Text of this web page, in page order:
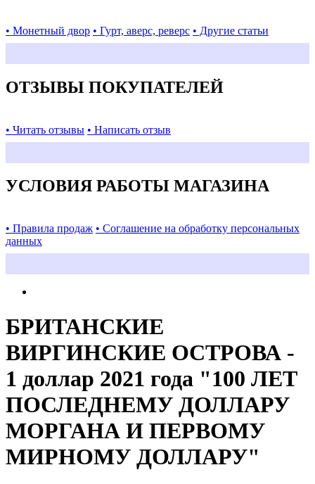
• Монетный двор • Гурт, аверс, реверс • Другие статьи
ОТЗЫВЫ ПОКУПАТЕЛЕЙ
• Читать отзывы • Написать отзыв
УСЛОВИЯ РАБОТЫ МАГАЗИНА
• Правила продаж • Соглашение на обработку персональных
данных
БРИТАНСКИЕ
ВИРГИНСКИЕ ОСТРОВА -
1 доллар 2021 года "100 ЛЕТ
ПОСЛЕДНЕМУ ДОЛЛАРУ
МОРГАНА И ПЕРВОМУ
МИРНОМУ ДОЛЛАРУ"